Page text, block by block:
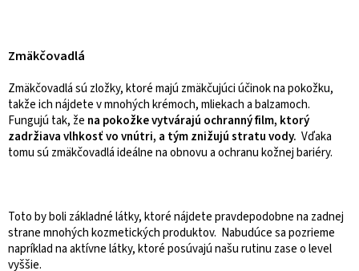
Zmäkčovadlá
Zmäkčovadlá sú zložky, ktoré majú zmäkčujúci účinok na pokožku,
takže ich nájdete v mnohých krémoch, mliekach a balzamoch.
Fungujú tak, že na pokožke vytvárajú ochranný film, ktorý
zadržiava vlhkosť vo vnútri, a tým znižujú stratu vody. Vďaka
tomu sú zmäkčovadlá ideálne na obnovu a ochranu kožnej bariéry.
Toto by boli základné látky, ktoré nájdete pravdepodobne na zadnej
strane mnohých kozmetických produktov. Nabudúce sa pozrieme
napríklad na aktívne látky, ktoré posúvajú našu rutinu zase o level
vyššie.